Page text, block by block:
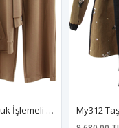
Orhan Store Boncuk İşlemeli Takım- LYN04206 Taba